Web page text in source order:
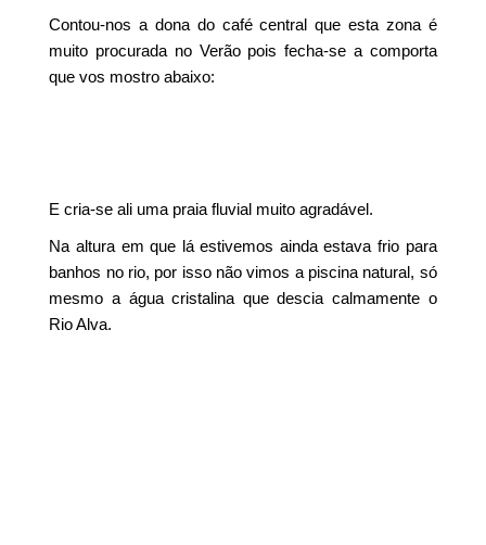
Contou-nos a dona do café central que esta zona é
muito procurada no Verão pois fecha-se a comporta
que vos mostro abaixo:
E cria-se ali uma praia fluvial muito agradável.
Na altura em que lá estivemos ainda estava frio para
banhos no rio, por isso não vimos a piscina natural, só
mesmo a água cristalina que descia calmamente o
Rio Alva.